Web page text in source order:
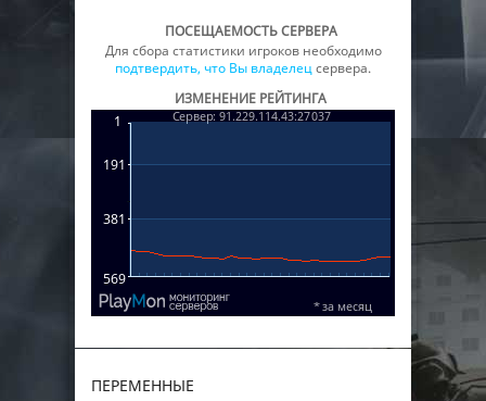
ПОСЕЩАЕМОСТЬ СЕРВЕРА
Для сбора статистики игроков необходимо
подтвердить, что Вы владелецсервера.
ИЗМЕНЕНИЕ РЕЙТИНГА
ПЕРЕМЕННЫЕ